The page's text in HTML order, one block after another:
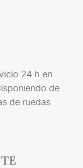
24 h en
de
de ruedas